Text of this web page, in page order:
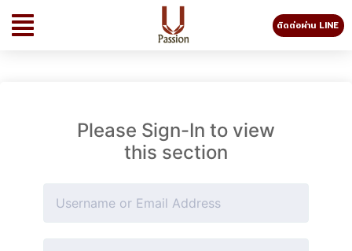
ติดต่อผ่าน LINE
Please Sign-In to view
this section